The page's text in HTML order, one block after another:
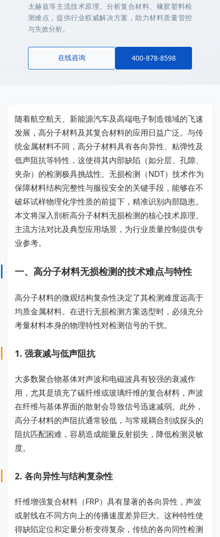
太赫兹等主流技术原理。分析复合材料、橡胶塑料检
测难点，提供行业权威解决方案，助力材料质量管控
与失效分析。
在线咨询 400-878-8598
随着航空航天、新能源汽车及高端电子制造领域的飞速
发展，高分子材料及其复合材料的应用日益广泛。与传
统金属材料不同，高分子材料具有各向异性、粘弹性及
低声阻抗等特性，这使得其内部缺陷（如分层、孔隙、
夹杂）的检测极具挑战性。无损检测（NDT）技术作为
保障材料结构完整性与服役安全的关键手段，能够在不
破坏试样物理化学性质的前提下，精准识别内部隐患。
本文将深入剖析高分子材料无损检测的核心技术原理、
主流方法对比及典型应用场景，为行业质量控制提供专
业参考。
一、高分子材料无损检测的技术难点与特性
高分子材料的微观结构复杂性决定了其检测难度远高于
均质金属材料。在进行无损检测方案选型时，必须充分
考量材料本身的物理特性对检测信号的干扰。
1. 强衰减与低声阻抗
大多数聚合物基体对声波和电磁波具有较强的衰减作
用，尤其是填充了碳纤维或玻璃纤维的复合材料，声波
在纤维与基体界面的散射会导致信号迅速减弱。此外，
高分子材料的声阻抗通常较低，与常规耦合剂或探头的
阻抗匹配困难，容易造成能量反射损失，降低检测灵敏
度。
2. 各向异性与结构复杂性
纤维增强复合材料（FRP）具有显著的各向异性，声波
或射线在不同方向上的传播速度差异巨大。这种特性使
得缺陷定位和定量分析变得复杂，传统的各向同性检测